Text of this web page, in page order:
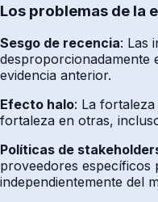
Los problemas de la
Sesgo de recencia: Las
desproporcionadamente
evidencia anterior.
Efecto halo: La
fortaleza en otras,
Políticas de
proveedores específicos
independientemente del